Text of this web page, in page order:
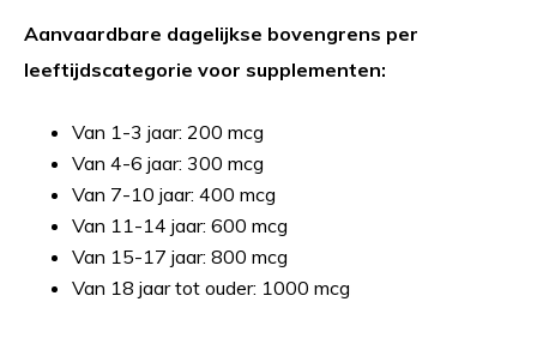
Aanvaardbare dagelijkse bovengrens per
leeftijdscategorie voor supplementen:
Van 1-3 jaar: 200 mcg
Van 4-6 jaar: 300 mcg
Van 7-10 jaar: 400 mcg
Van 11-14 jaar: 600 mcg
Van 15-17 jaar: 800 mcg
Van 18 jaar tot ouder: 1000 mcg